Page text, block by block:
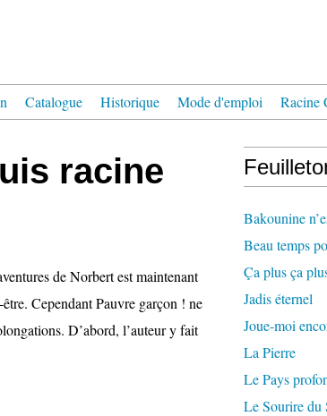
Catalogue Historique Mode d'emploi Racine
racine
de Norbert est maintenant
Cependant Pauvre garçon ! ne
D’abord, l’auteur y fait
Bakounine
Beau temps
Ça plus ça
Jadis éternel
Joue-moi
La Pierre
Le Pays
Le Sourire du